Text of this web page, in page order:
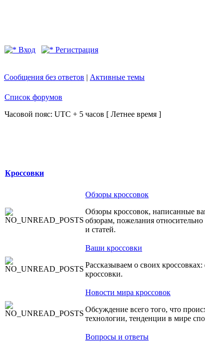
Вход Регистрация
Сообщения без ответов | Активные темы
Список форумов
Часовой пояс: UTC + 5 часов [ Летнее время ]
Кроссовки
Обзоры кроссовок
Обзоры кроссовок, написанные
обзорам, пожелания
и статей.
Ваши кроссовки
Рассказываем о своих
кроссовки.
Новости мира кроссовок
Обсуждение всего того, что
технологии, тенденции в мире
Вопросы и ответы